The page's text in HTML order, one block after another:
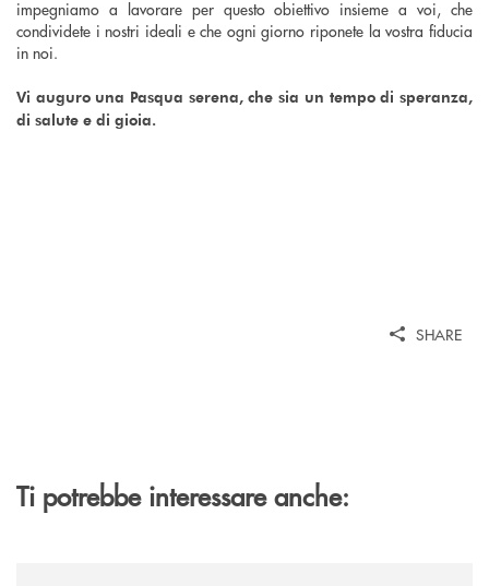
impegniamo a lavorare per questo obiettivo insieme a voi, che
condividete i nostri ideali e che ogni giorno riponete la vostra fiducia
in noi.
Vi auguro una Pasqua serena, che sia un tempo di speranza,
di salute e di gioia.
SHARE
Ti potrebbe interessare anche: